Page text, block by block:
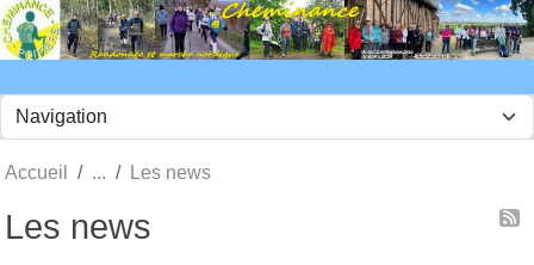
Accueil Les news
Les news
Panneau de gestion des cookies